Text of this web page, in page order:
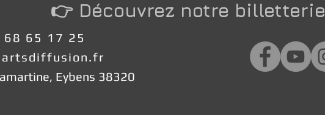
👉 Découvrez notre billetterie
68 65 17 25
Eybens 38320